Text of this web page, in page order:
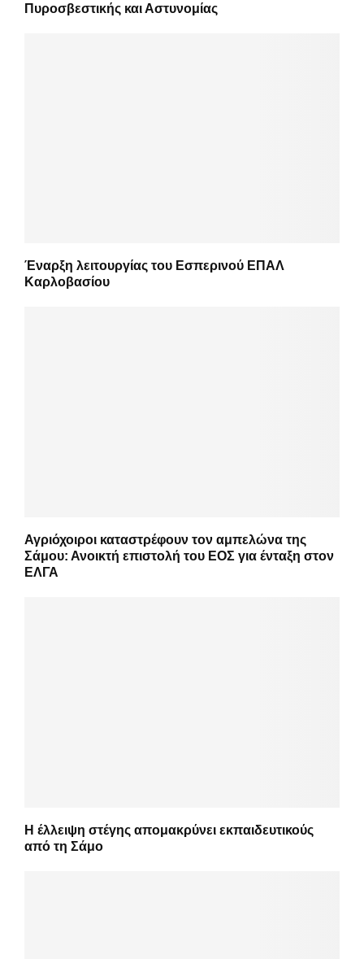
Πυροσβεστικής και Αστυνομίας
Έναρξη λειτουργίας του Εσπερινού ΕΠΑΛ
Καρλοβασίου
Αγριόχοιροι καταστρέφουν τον αμπελώνα της
Σάμου: Ανοικτή επιστολή του ΕΟΣ για ένταξη στον
ΕΛΓΑ
Η έλλειψη στέγης απομακρύνει εκπαιδευτικούς
από τη Σάμο